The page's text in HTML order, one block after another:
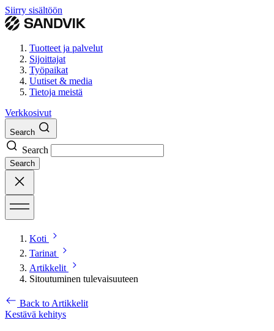
Siirry sisältöön
Tuotteet ja palvelut
Sijoittajat
Työpaikat
Uutiset & media
Tietoja meistä
Verkkosivut
Search
Search
Search
Koti
Tarinat
Artikkelit
Sitoutuminen tulevaisuuteen
Back to Artikkelit
Kestävä kehitys